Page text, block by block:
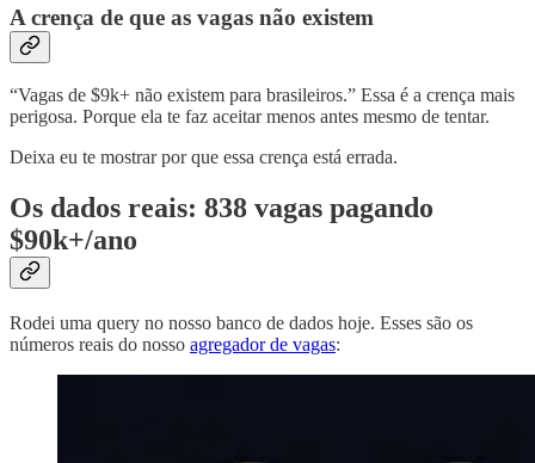
A crença de que as vagas não existem
“Vagas de $9k+ não existem para brasileiros.” Essa é a crença mais
perigosa. Porque ela te faz aceitar menos antes mesmo de tentar.
Deixa eu te mostrar por que essa crença está errada.
Os dados reais: 838 vagas pagando
$90k+/ano
Rodei uma query no nosso banco de dados hoje. Esses são os
números reais do nosso agregador de vagas: